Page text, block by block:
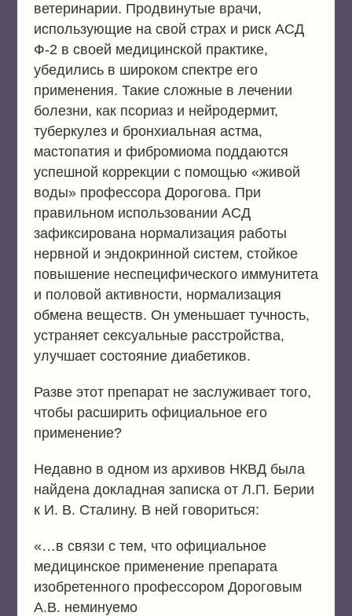
ветеринарии. Продвинутые врачи,
использующие на свой страх и риск АСД
Ф-2 в своей медицинской практике,
убедились в широком спектре его
применения. Такие сложные в лечении
болезни, как псориаз и нейродермит,
туберкулез и бронхиальная астма,
мастопатия и фибромиома поддаются
успешной коррекции с помощью «живой
воды» профессора Дорогова. При
правильном использовании АСД
зафиксирована нормализация работы
нервной и эндокринной систем, стойкое
повышение неспецифического иммунитета
и половой активности, нормализация
обмена веществ. Он уменьшает тучность,
устраняет сексуальные расстройства,
улучшает состояние диабетиков.
Разве этот препарат не заслуживает того,
чтобы расширить официальное его
применение?
Недавно в одном из архивов НКВД была
найдена докладная записка от Л.П. Берии
к И. В. Сталину. В ней говориться:
«…в связи с тем, что официальное
медицинское применение препарата
изобретенного профессором Дороговым
А.В. неминуемо